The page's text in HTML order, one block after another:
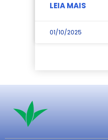
LEIA MAIS
01/10/2025